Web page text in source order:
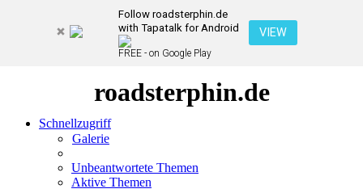
Follow roadsterphin.de
with Tapatalk for Android
FREE - on Google Play
VIEW
roadsterphin.de
Schnellzugriff
Galerie
Unbeantwortete Themen
Aktive Themen